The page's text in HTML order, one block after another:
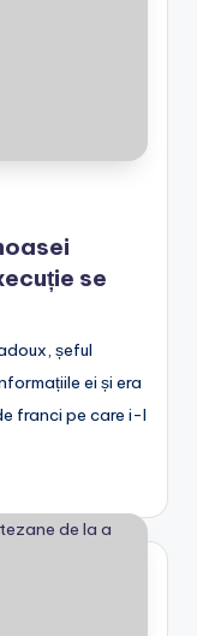
se
șeful
ei și era
franci pe care i-l